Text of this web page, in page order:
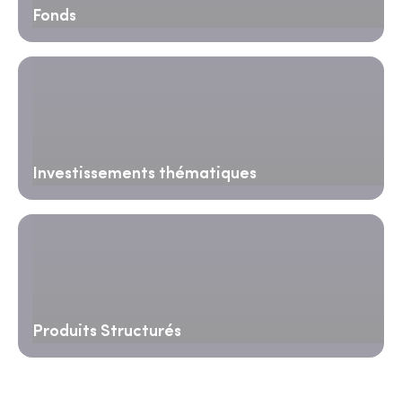
Fonds
Investissements thématiques
Produits Structurés